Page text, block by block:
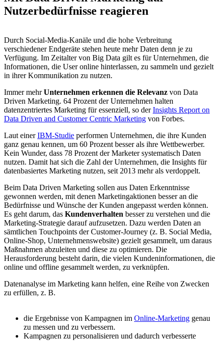
Nutzerbedürfnisse reagieren
Durch Social-Media-Kanäle und die hohe Verbreitung
verschiedener Endgeräte stehen heute mehr Daten denn je zu
Verfügung. Im Zeitalter von Big Data gilt es für Unternehmen, die
Informationen, die User online hinterlassen, zu sammeln und gezielt
in ihrer Kommunikation zu nutzen.
Immer mehrUnternehmen erkennen die Relevanz von Data
Driven Marketing. 64 Prozent der Unternehmen halten
datenzentriertes Marketing für essenziell, so derInsights Report on
Data Driven and Customer Centric Marketing von Forbes.
Laut einerIBM-Studie performen Unternehmen, die ihre Kunden
ganz genau kennen, um 60 Prozent besser als ihre Wettbewerber.
Kein Wunder, dass 78 Prozent der Marketer systematisch Daten
nutzen. Damit hat sich die Zahl der Unternehmen, die Insights für
datenbasiertes Marketing nutzen, seit 2013 mehr als verdoppelt.
Beim Data Driven Marketing sollen aus Daten Erkenntnisse
gewonnen werden, mit denen Marketingaktionen besser an die
Bedürfnisse und Wünsche der Kunden angepasst werden können.
Es geht darum, das Kundenverhalten besser zu verstehen und die
Marketing-Strategie darauf aufzusetzen. Dazu werden Daten an
sämtlichen Touchpoints der Customer-Journey (z. B. Social Media,
Online-Shop, Unternehmenswebsite) gezielt gesammelt, um daraus
Maßnahmen abzuleiten und diese zu optimieren. Die
Herausforderung besteht darin, die vielen Kundeninformationen, die
online und offline gesammelt werden, zu verknüpfen.
Datenanalyse im Marketing kann helfen, eine Reihe von Zwecken
zu erfüllen, z. B.
die Ergebnisse von Kampagnen im Online-Marketing genau
zu messen und zu verbessern.
Kampagnen zu personalisieren und dadurch verbesserte